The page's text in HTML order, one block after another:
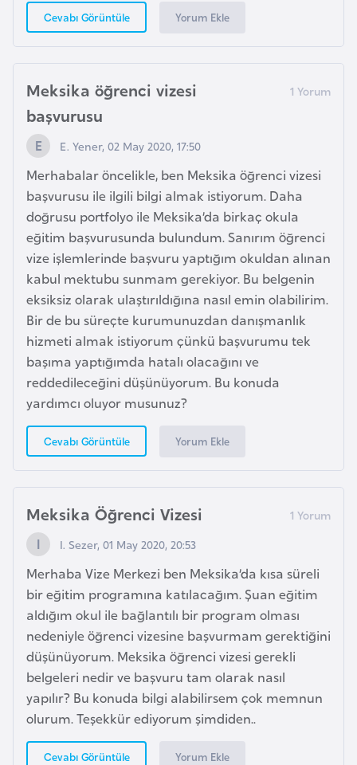
Cevabı Görüntüle Yorum Ekle
Meksika öğrenci vizesi
başvurusu
E. Yener, 02 May 2020, 17:50
Merhabalar öncelikle, ben Meksika öğrenci vizesi
başvurusu ile ilgili bilgi almak istiyorum. Daha
doğrusu portfolyo ile Meksika’da birkaç okula
eğitim başvurusunda bulundum. Sanırım öğrenci
vize işlemlerinde başvuru yaptığım okuldan alınan
kabul mektubu sunmam gerekiyor. Bu belgenin
eksiksiz olarak ulaştırıldığına nasıl emin olabilirim.
Bir de bu süreçte kurumunuzdan danışmanlık
hizmeti almak istiyorum çünkü başvurumu tek
başıma yaptığımda hatalı olacağını ve
reddedileceğini düşünüyorum. Bu konuda
yardımcı oluyor musunuz?
Cevabı Görüntüle Yorum Ekle
Meksika Öğrenci Vizesi
I. Sezer, 01 May 2020, 20:53
Merhaba Vize Merkezi ben Meksika’da kısa süreli
bir eğitim programına katılacağım. Şuan eğitim
aldığım okul ile bağlantılı bir program olması
nedeniyle öğrenci vizesine başvurmam gerektiğini
düşünüyorum. Meksika öğrenci vizesi gerekli
belgeleri nedir ve başvuru tam olarak nasıl
yapılır? Bu konuda bilgi alabilirsem çok memnun
olurum. Teşekkür ediyorum şimdiden..
Cevabı Görüntüle Yorum Ekle
s
o
a
d
Ç
e
k
C
u
m
u
r
i
t
C
z
a
y
i
C
i
b
u
t